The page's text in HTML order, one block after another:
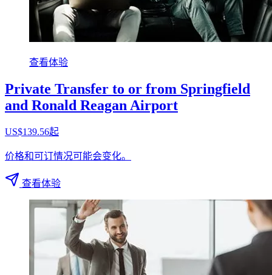
查看体验
Private Transfer to or from Springfield
and Ronald Reagan Airport
US$139.56起
价格和可订情况可能会变化。
查看体验